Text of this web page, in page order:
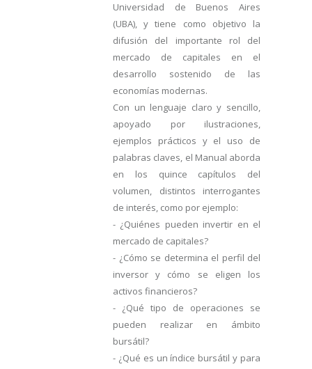
Universidad de Buenos Aires
(UBA), y tiene como objetivo la
difusión del importante rol del
mercado de capitales en el
desarrollo sostenido de las
economías modernas.
Con un lenguaje claro y sencillo,
apoyado por ilustraciones,
ejemplos prácticos y el uso de
palabras claves, el Manual aborda
en los quince capítulos del
volumen, distintos interrogantes
de interés, como por ejemplo:
- ¿Quiénes pueden invertir en el
mercado de capitales?
- ¿Cómo se determina el perfil del
inversor y cómo se eligen los
activos financieros?
- ¿Qué tipo de operaciones se
pueden realizar en ámbito
bursátil?
- ¿Qué es un índice bursátil y para